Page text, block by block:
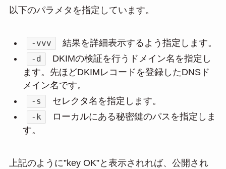
以下のパラメタを指定しています。
-vvv 結果を詳細表示するよう指定します。
-d
DKIMの検証を行うドメイン名を指定し
ます。先ほどDKIMレコードを登録したDNSド
メイン名です。
-s セレクタ名を指定します。
-k
ローカルにある秘密鍵のパスを指定しま
す。
上記のように”key OK”と表示されれば、公開され